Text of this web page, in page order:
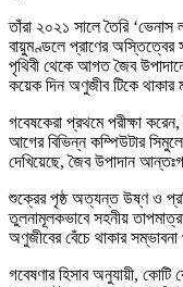
তাঁরা ২০২১ সালে তৈরি
বায়ুমণ্ডলে প্রাণের
পৃথিবী থেকে আগত জৈব
কয়েক দিন অণুজীব টিকে থাকার
গবেষকেরা প্রথমে পরীক্ষা
আগের বিভিন্ন কম্পিউটার
দেখিয়েছে, জৈব উপাদান
শুক্রের পৃষ্ঠ অত্যন্ত উষ্ণ ও
তুলনামূলকভাবে সহনীয়
অণুজীবের বেঁচে থাকার
গবেষণার হিসাব অনুযায়ী,